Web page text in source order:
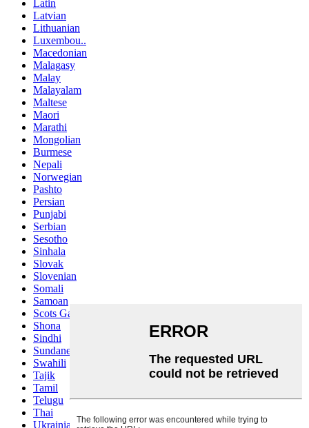
Latin
Latvian
Lithuanian
Luxembou..
Macedonian
Malagasy
Malay
Malayalam
Maltese
Maori
Marathi
Mongolian
Burmese
Nepali
Norwegian
Pashto
Persian
Punjabi
Serbian
Sesotho
Sinhala
Slovak
Slovenian
Somali
Samoan
Scots Gaelic
Shona
Sindhi
Sundanese
Swahili
Tajik
Tamil
Telugu
Thai
Ukrainian